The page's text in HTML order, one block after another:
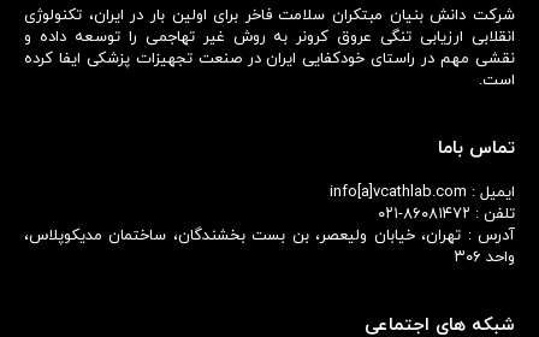
شرکت دانش بنیان مبتکران سلامت فاخر برای اولین بار در ایران، تکنولوژی
انقلابی ارزیابی تنگی عروق کرونر به روش غیر تهاجمی را توسعه داده و
نقشی مهم در راستای خودکفایی ایران در صنعت تجهیزات پزشکی ایفا کرده
است.
تماس باما
ایمیل : info[a]vcathlab.com
تلفن : ۸۶۰۸۱۴۷۲-۰۲۱
آدرس : تهران، خیابان ولیعصر، بن بست بخشندگان، ساختمان مدیکوپلاس،
واحد ۳۰۶
شبکه های اجتماعی